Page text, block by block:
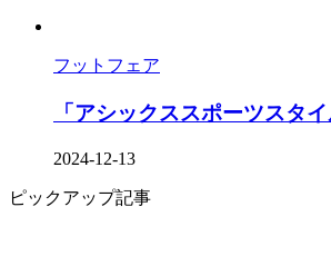
フットフェア
「アシックススポーツスタ
2024-12-13
ピックアップ記事